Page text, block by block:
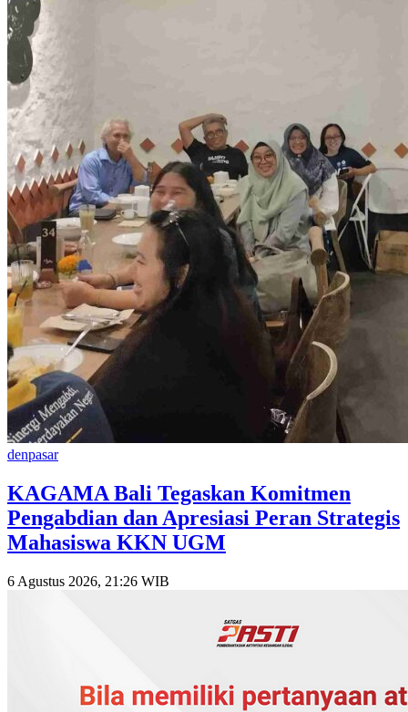
denpasar
KAGAMA Bali Tegaskan Komitmen
Pengabdian dan Apresiasi Peran Strategis
Mahasiswa KKN UGM
6 Agustus 2026, 21:26 WIB